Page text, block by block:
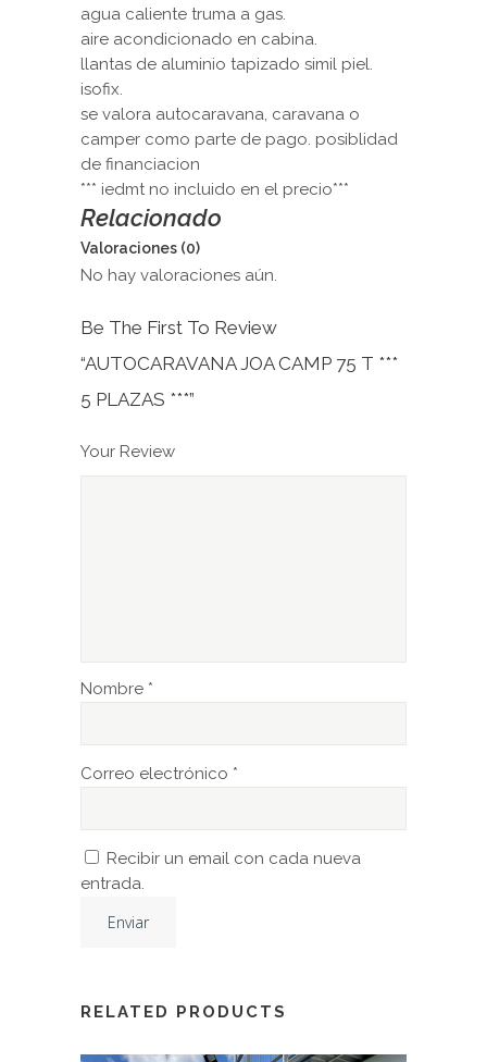
agua caliente truma a gas.
aire acondicionado en cabina.
llantas de aluminio tapizado simil piel.
isofix.
se valora autocaravana, caravana o
camper como parte de pago. posiblidad
de financiacion
*** iedmt no incluido en el precio***
Relacionado
Valoraciones (0)
No hay valoraciones aún.
Be The First To Review
“AUTOCARAVANA JOA CAMP 75 T ***
5 PLAZAS ***”
Your Review
Nombre *
Correo electrónico *
Recibir un email con cada nueva
entrada.
RELATED PRODUCTS